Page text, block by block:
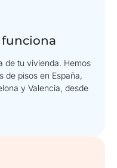
funciona
de tu vivienda. Hemos
de pisos en España,
y Valencia, desde